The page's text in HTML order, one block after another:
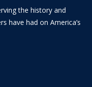
the history and
have had on America’s